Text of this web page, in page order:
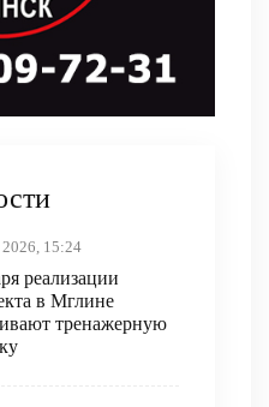
2026, 15:24
реализации
в Мглине
тренажерную